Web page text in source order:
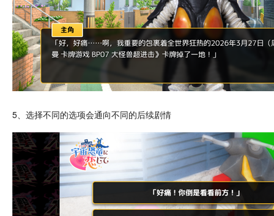
5、选择不同的选项会通向不同的后续剧情